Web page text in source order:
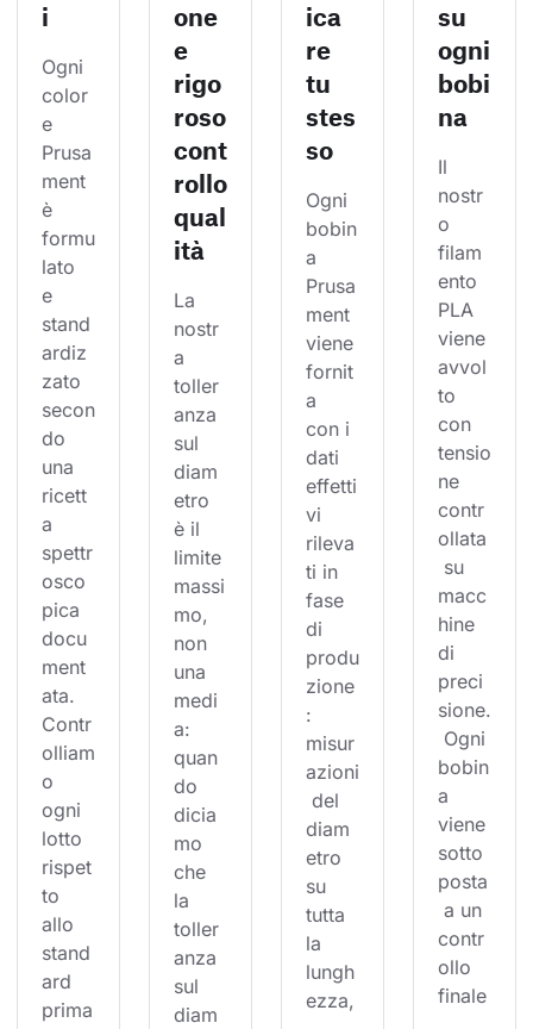
i
Ogni
color
e
Prusa
ment
è
formu
lato
e
stand
ardiz
zato
secon
do
una
ricett
a
spettr
osco
pica
docu
ment
ata.
Contr
olliam
o
ogni
lotto
rispet
to
allo
stand
ard
prima
one
e
rigo
roso
cont
rollo
qual
ità
La
nostr
a
toller
anza
sul
diam
etro
è il
limite
massi
mo,
non
una
medi
a:
quan
do
dicia
mo
che
la
toller
anza
sul
diam
ica
re
tu
stes
so
Ogni
bobin
a
Prusa
ment
viene
fornit
a
con i
dati
effetti
vi
rileva
ti in
fase
di
produ
zione
:
misur
azioni
del
diam
etro
su
tutta
la
lungh
ezza,
su
ogni
bobi
na
Il
nostr
o
filam
ento
PLA
viene
avvol
to
con
tensio
ne
contr
ollata
su
macc
hine
di
preci
sione.
Ogni
bobin
a
viene
sotto
posta
a un
contr
ollo
finale